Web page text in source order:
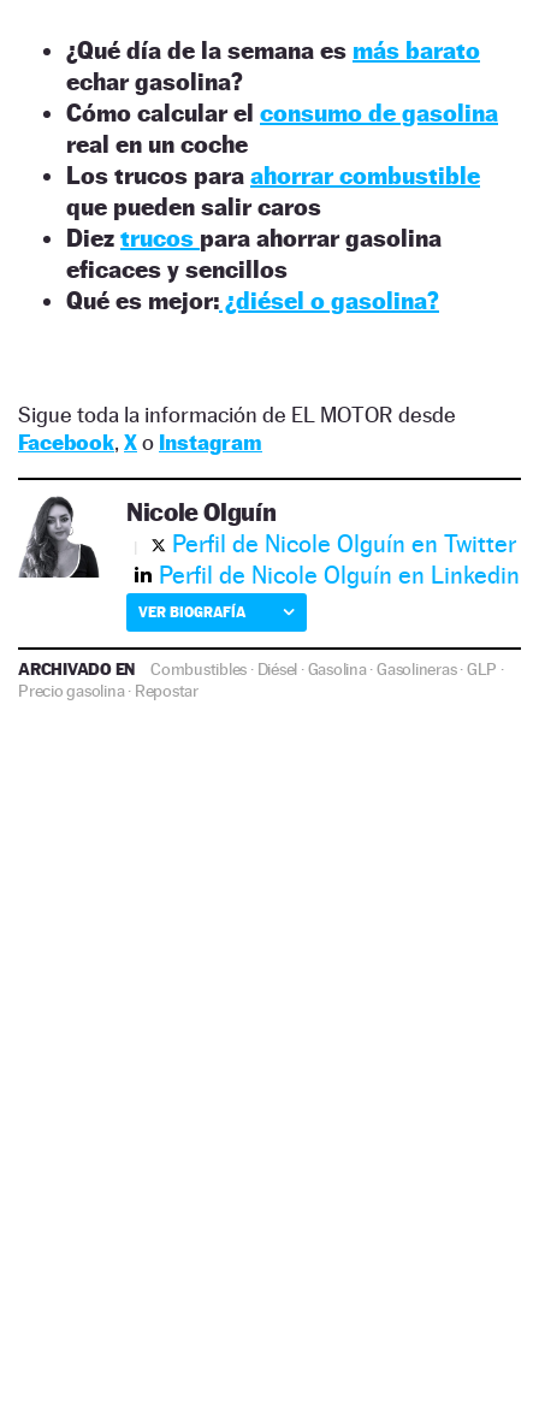
¿Qué día de la semana es más barato
echar gasolina?
Cómo calcular el consumo de gasolina
real en un coche
Los trucos para ahorrar combustible
que pueden salir caros
Diez trucos para ahorrar gasolina
eficaces y sencillos
Qué es mejor: ¿diésel o gasolina?
Sigue toda la información de EL MOTOR desde
Facebook, Xo Instagram
Nicole Olguín
Perfil de Nicole Olguín en Twitter
Perfil de Nicole Olguín en Linkedin
VER BIOGRAFÍA
ARCHIVADO EN Combustibles · Diésel ·Gasolina·Gasolineras·GLP ·
Precio gasolina· Repostar